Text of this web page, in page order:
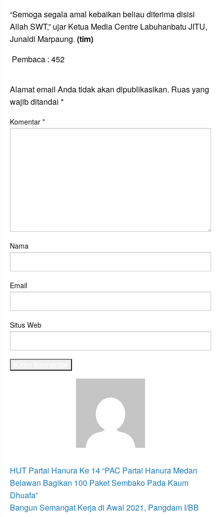
“Semoga segala amal kebaikan beliau diterima disisi
Allah SWT,” ujar Ketua Media Centre Labuhanbatu JITU,
Junaidi Marpaung. (tim)
Pembaca : 452
Alamat email Anda tidak akan dipublikasikan. Ruas yang
wajib ditandai *
Komentar *
Nama
Email
Situs Web
Navigasi
pos
Previous
Post
HUT Partai Hanura Ke 14 “PAC Partai Hanura Medan
Belawan Bagikan 100 Paket Sembako Pada Kaum
Dhuafa”
Next
Bangun Semangat Kerja di Awal 2021, Pangdam I/BB